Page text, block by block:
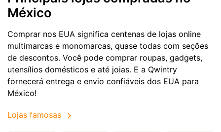
México
Comprar nos EUA significa centenas de lojas online
multimarcas e monomarcas, quase todas com seções
de descontos. Você pode comprar roupas, gadgets,
utensílios domésticos e até joias. E a Qwintry
fornecerá entrega e envio confiáveis dos EUA para
México!
Lojas famosas